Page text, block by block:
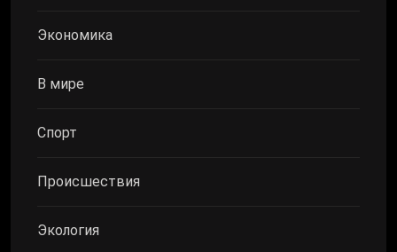
Экономика
В мире
Спорт
Происшествия
Экология